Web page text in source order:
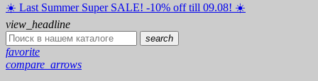
☀️ ️Last Summer Super SALE! -10% off till 09.08! ☀️
view_headline
search
favorite
compare_arrows